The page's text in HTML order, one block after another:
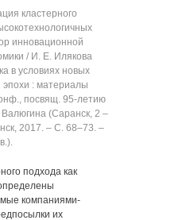
кластерного
инновационной
/ И. Е. Илякова
в условиях новых
эпохи : материалы
посвящ. 95-летию
(Саранск, 2 ‒
2017. ‒ C. 68‒73. ‒
подхода как
компаниями-
их